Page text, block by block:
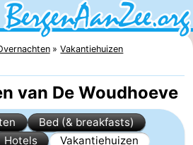
Vakantiehuizen
van De Woudhoeve
Bed (& breakfasts)
Hotels
Vakantiehuizen